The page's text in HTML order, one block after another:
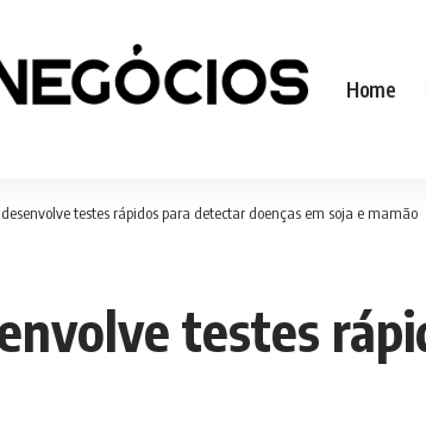
Home
testes rápidos para detectar doenças em soja e mamão
testes